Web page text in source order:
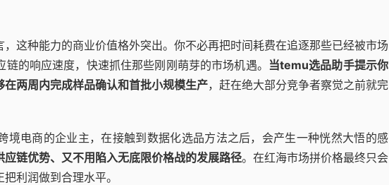
这种能力的商业价值格外突出。你不必再把时间耗费在追逐那些已经被市场
的响应速度，快速抓住那些刚刚萌芽的市场机遇。 当temu选品助手提示你
两周内完成样品确认和首批小规模生产，赶在绝大部分竞争者察觉之前就完
境电商的企业主，在接触到数据化选品方法之后，会产生一种恍然大悟的感
链优势、又不用陷入无底限价格战的发展路径。在红海市场拼价格最终只会
利润做到合理水平。